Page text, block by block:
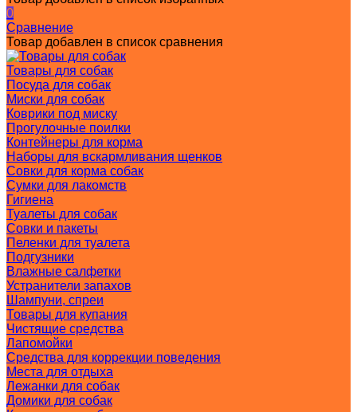
0
Сравнение
Товар добавлен в список сравнения
Товары для собак
Посуда для собак
Миски для собак
Коврики под миску
Прогулочные поилки
Контейнеры для корма
Наборы для вскармливания щенков
Совки для корма собак
Сумки для лакомств
Гигиена
Туалеты для собак
Совки и пакеты
Пеленки для туалета
Подгузники
Влажные салфетки
Устранители запахов
Шампуни, спреи
Товары для купания
Чистящие средства
Лапомойки
Средства для коррекции поведения
Места для отдыха
Лежанки для собак
Домики для собак